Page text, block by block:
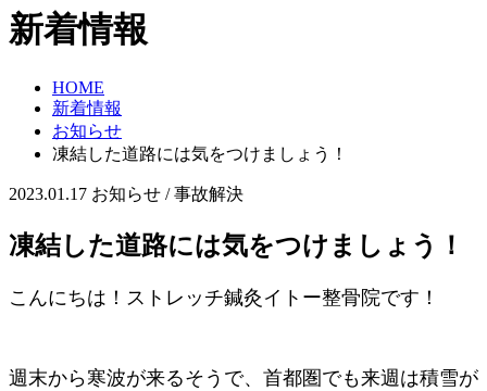
新着情報
HOME
新着情報
お知らせ
凍結した道路には気をつけましょう！
2023.01.17 お知らせ / 事故解決
凍結した道路には気をつけましょう！
こんにちは！ストレッチ鍼灸イトー整骨院です！
週末から寒波が来るそうで、首都圏でも来週は積雪が